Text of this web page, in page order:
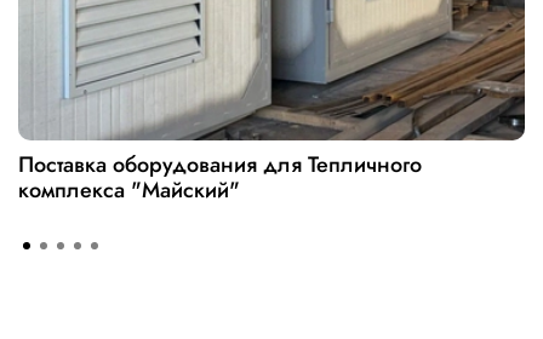
Поставка оборудования для Тепличного
комплекса "Майский"